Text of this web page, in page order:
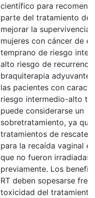
científico para
parte del tratamiento de
mejorar la supervivencia
mujeres con cáncer de
temprano de riesgo
alto riesgo de
braquiterapia adyuvante
las pacientes con
riesgo intermedio-alto
puede considerarse un
sobretratamiento, ya
tratamientos de rescate
para la recaída vaginal
que no fueron irradiadas
previamente. Los
RT deben sopesarse
toxicidad del